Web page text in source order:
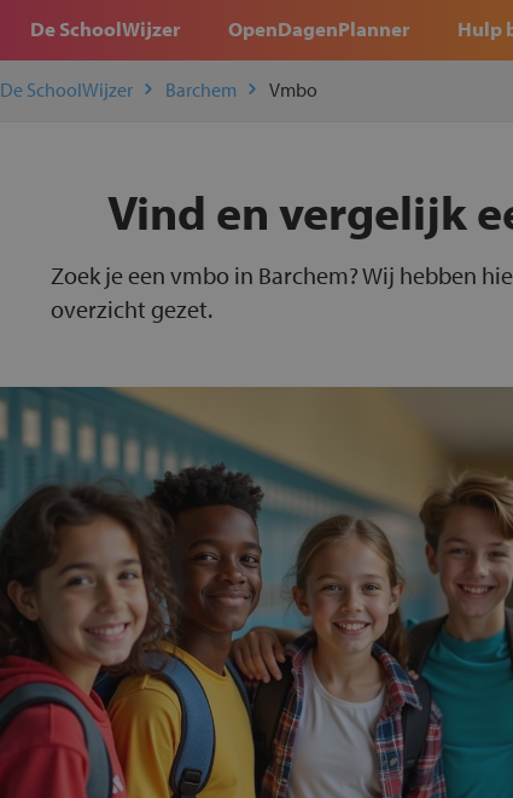
De SchoolWijzer OpenDagenPlanner Hulp
De SchoolWijzer Barchem Vmbo
Vind en vergelijk
Zoek je een vmbo in Barchem? Wij hebben
overzicht gezet.